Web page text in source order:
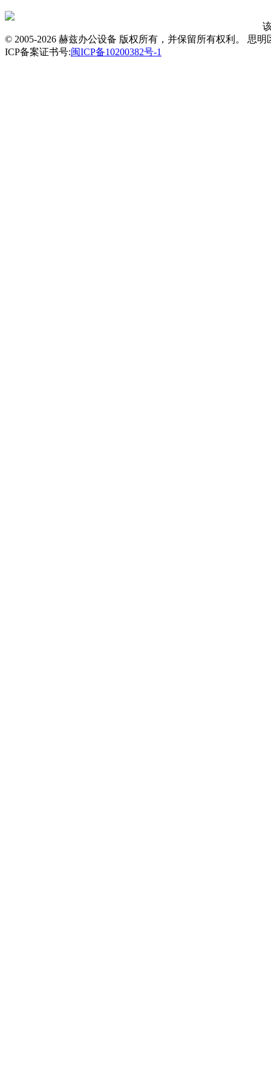
© 2005-2026 赫兹办公设备 版权所有，并保留所有权利。 思
ICP备案证书号:闽ICP备10200382号-1